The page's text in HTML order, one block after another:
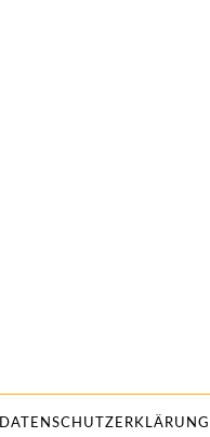
DATENSCHUTZERKLÄRUNG